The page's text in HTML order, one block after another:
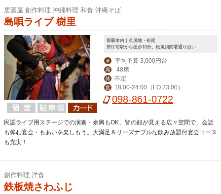
居酒屋 創作料理 沖縄料理 和食 沖縄そば
島唄ライブ 樹里
那覇市内｜久茂地・松尾
県庁前駅から徒歩10分。松尾消防署通り沿い
￥ 平均予算 3,000円台
席 48席
休 不定
営 18:00-24:00（LO 23:00）
098-861-0722
民謡ライブ用ステージでの演奏・余興もOK、皆の顔が見える広々空間で、会話
も弾む宴会・もあいを楽しもう。大満足＆リーズナブルな飲み放題付宴会コース
も充実！
創作料理 洋食
鉄板焼さわふじ